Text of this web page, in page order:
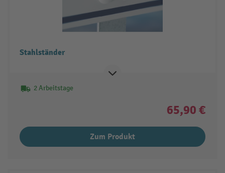
Stahlständer
2 Arbeitstage
65,90 €
Zum Produkt